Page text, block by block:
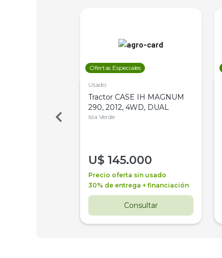
Ofertas Especiales
Usado
Tractor CASE IH MAGNUM
290, 2012, 4WD, DUAL
Isla Verde
U$ 145.000
Precio oferta sin usado
30% de entrega + financiación
Consultar